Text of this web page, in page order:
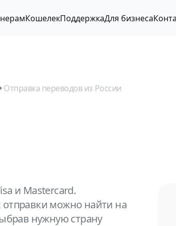
КошелекПоддержкаДля бизнеса
Отправка переводов из России
и Mastercard.
можно найти на
нужную страну